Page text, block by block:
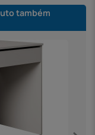
também